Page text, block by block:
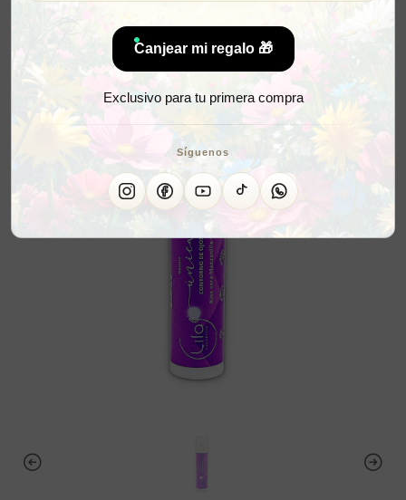
Canjear mi regalo 🎁
Exclusivo para tu primera compra
Síguenos